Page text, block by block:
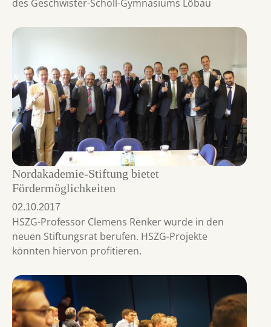
des Geschwister-Scholl-Gymnasiums Löbau
Nordakademie-Stiftung bietet
Fördermöglichkeiten
02.10.2017
HSZG-Professor Clemens Renker wurde in den
neuen Stiftungsrat berufen. HSZG-Projekte
könnten hiervon profitieren.